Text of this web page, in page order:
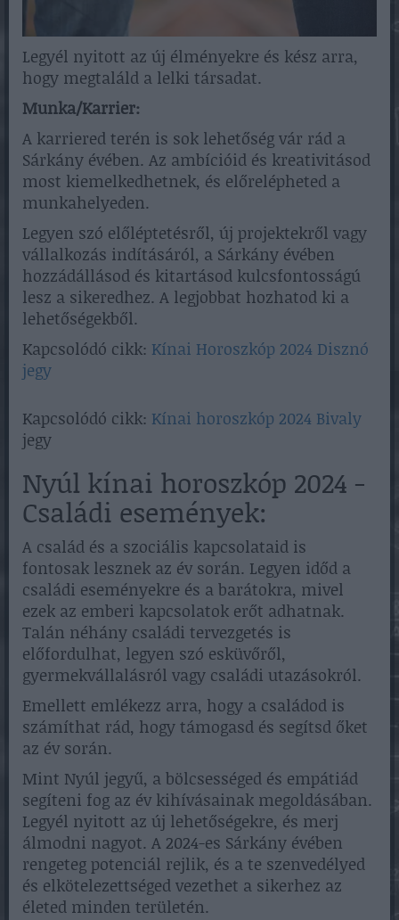
Legyél nyitott az új élményekre és kész arra,
hogy megtaláld a lelki társadat.
Munka/Karrier:
A karriered terén is sok lehetőség vár rád a
Sárkány évében. Az ambícióid és kreativitásod
most kiemelkedhetnek, és előrelépheted a
munkahelyeden.
Legyen szó előléptetésről, új projektekről vagy
vállalkozás indításáról, a Sárkány évében
hozzádállásod és kitartásod kulcsfontosságú
lesz a sikeredhez. A legjobbat hozhatod ki a
lehetőségekből.
Kapcsolódó cikk: Kínai Horoszkóp 2024 Disznó
jegy
Kapcsolódó cikk: Kínai horoszkóp 2024 Bivaly
jegy
Nyúl kínai horoszkóp 2024 -
Családi események:
A család és a szociális kapcsolataid is
fontosak lesznek az év során. Legyen időd a
családi eseményekre és a barátokra, mivel
ezek az emberi kapcsolatok erőt adhatnak.
Talán néhány családi tervezgetés is
előfordulhat, legyen szó esküvőről,
gyermekvállalásról vagy családi utazásokról.
Emellett emlékezz arra, hogy a családod is
számíthat rád, hogy támogasd és segítsd őket
az év során.
Mint Nyúl jegyű, a bölcsességed és empátiád
segíteni fog az év kihívásainak megoldásában.
Legyél nyitott az új lehetőségekre, és merj
álmodni nagyot. A 2024-es Sárkány évében
rengeteg potenciál rejlik, és a te szenvedélyed
és elkötelezettséged vezethet a sikerhez az
életed minden területén.